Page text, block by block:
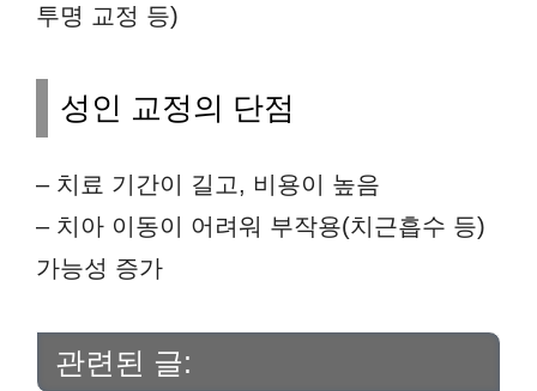
투명 교정 등)
성인 교정의 단점
– 치료 기간이 길고, 비용이 높음
– 치아 이동이 어려워 부작용(치근흡수 등)
가능성 증가
관련된 글: